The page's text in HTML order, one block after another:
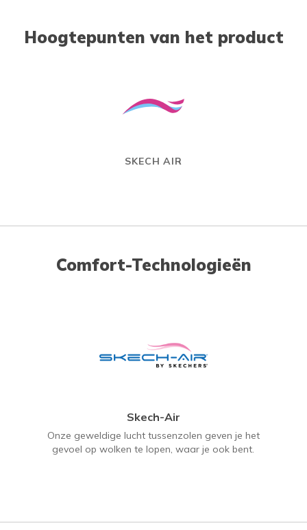
Hoogtepunten van het product
SKECH AIR
Comfort-Technologieën
Skech-Air
Onze geweldige lucht tussenzolen geven je het
gevoel op wolken te lopen, waar je ook bent.